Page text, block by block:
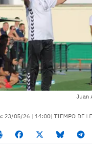
Juan
23/05/26 | 14:00| TIEMPO DE